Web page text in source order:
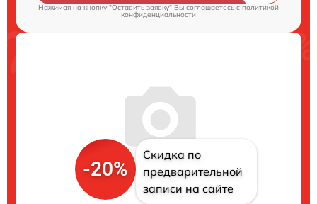
Нажимая на кнопку "Оставить заявку" Вы соглашаетесь cполитикой
конфиденциальности
-20%
Скидка по
предварительной
записи на сайте